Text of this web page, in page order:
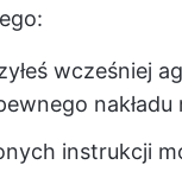
wcześniej
nakładu
instrukcji